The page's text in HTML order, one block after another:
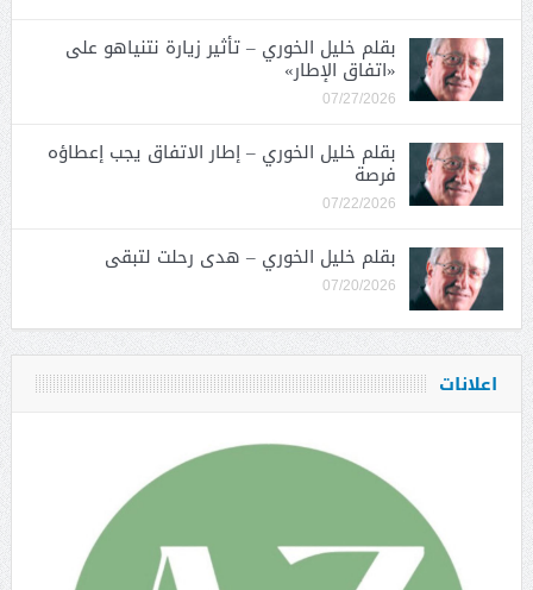
بقلم خليل الخوري – تأثير زيارة نتنياهو على
«اتفاق الإطار»
07/27/2026
بقلم خليل الخوري – إطار الاتفاق يجب إعطاؤه
فرصة
07/22/2026
بقلم خليل الخوري – هدى رحلت لتبقى
07/20/2026
اعلانات